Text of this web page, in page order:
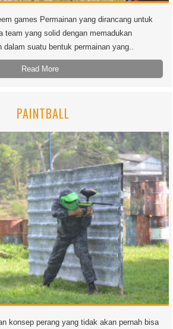
games Permainan yang dirancang untuk
team yang solid dengan memadukan
suatu bentuk permainan yang..
Read More
PAINTBALL
konsep perang yang tidak akan pernah bisa